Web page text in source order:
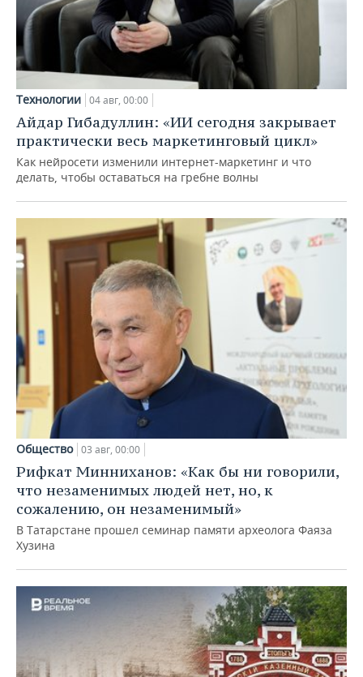
Технологии 04 авг, 00:00
Айдар Гибадуллин: «ИИ сегодня закрывает
практически весь маркетинговый цикл»
Как нейросети изменили интернет-маркетинг и что
делать, чтобы оставаться на гребне волны
Общество 03 авг, 00:00
Рифкат Минниханов: «Как бы ни говорили,
что незаменимых людей нет, но, к
сожалению, он незаменимый»
В Татарстане прошел семинар памяти археолога Фаяза
Хузина